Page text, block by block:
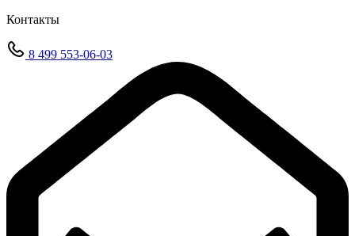
Контакты
8 499 553-06-03